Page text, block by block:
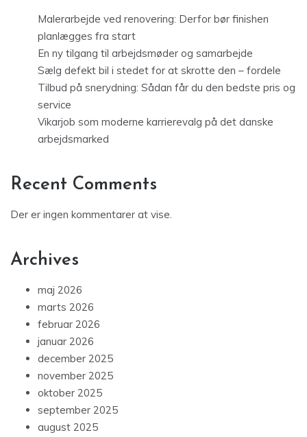
Malerarbejde ved renovering: Derfor bør finishen
planlægges fra start
En ny tilgang til arbejdsmøder og samarbejde
Sælg defekt bil i stedet for at skrotte den – fordele
Tilbud på snerydning: Sådan får du den bedste pris og
service
Vikarjob som moderne karrierevalg på det danske
arbejdsmarked
Recent Comments
Der er ingen kommentarer at vise.
Archives
maj 2026
marts 2026
februar 2026
januar 2026
december 2025
november 2025
oktober 2025
september 2025
august 2025